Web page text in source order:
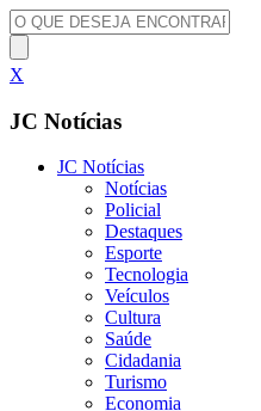
X
JC Notícias
JC Notícias
Notícias
Policial
Destaques
Esporte
Tecnologia
Veículos
Cultura
Saúde
Cidadania
Turismo
Economia